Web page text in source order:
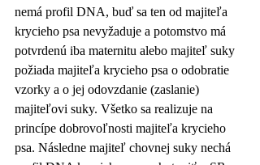
nemá profil DNA, buď sa ten od majiteľa
krycieho psa nevyžaduje a potomstvo má
potvrdenú iba maternitu alebo majiteľ suky
požiada majiteľa krycieho psa o odobratie
vzorky a o jej odovzdanie (zaslanie)
majiteľovi suky. Všetko sa realizuje na
princípe dobrovoľnosti majiteľa krycieho
psa. Následne majiteľ chovnej suky nechá